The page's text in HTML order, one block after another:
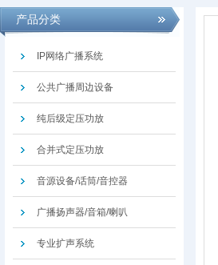
产品分类
IP网络广播系统
公共广播周边设备
纯后级定压功放
合并式定压功放
音源设备/话筒/音控器
广播扬声器/音箱/喇叭
专业扩声系统